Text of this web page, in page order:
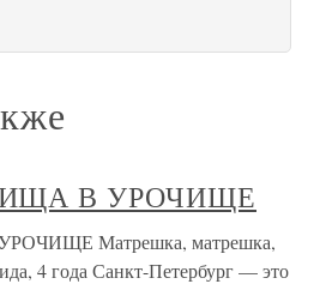
В УРОЧИЩЕ
Матрешка, матрешка,
4 года Санкт-Петербург — это